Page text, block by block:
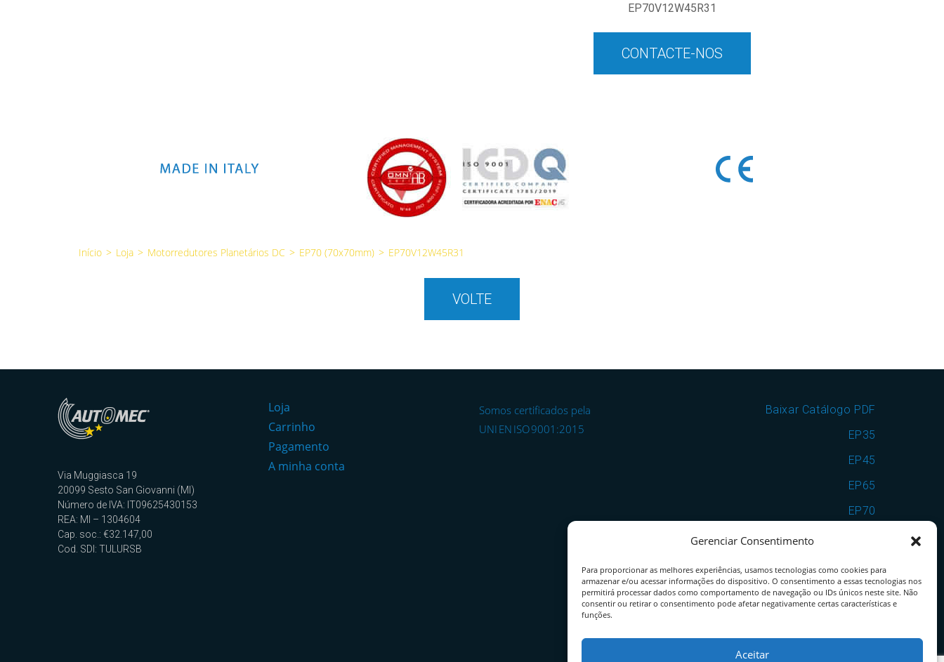
Gerenciar Consentimento
Para proporcionar as melhores experiências, usamos tecnologias como cookies para
armazenar e/ou acessar informações do dispositivo. O consentimento a essas tecnologias nos
permitirá processar dados como comportamento de navegação ou IDs únicos neste site. Não
consentir ou retirar o consentimento pode afetar negativamente certas características e
funções.
Aceitar
EP70V12W45R31
CONTACTE-NOS
Início > Loja > Motorredutores Planetários DC > EP70 (70x70mm) > EP70V12W45R31
VOLTE
Via Muggiasca 19
20099 Sesto San Giovanni (MI)
Número de IVA: IT09625430153
REA: MI – 1304604
Cap. soc.: €32.147,00
Cod. SDI: TULURSB
Loja
Carrinho
Pagamento
A minha conta
Somos certificados pela
UNI EN ISO 9001:2015
Baixar Catálogo PDF
EP35
EP45
EP65
EP70
VSF35
VSF35EP70